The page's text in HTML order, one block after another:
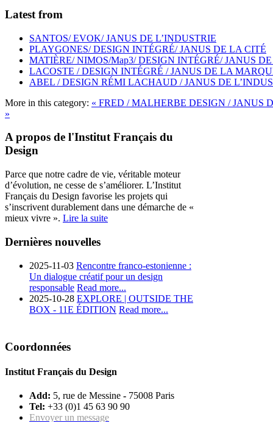
Latest from
SANTOS/ EVOK/ JANUS DE L’INDUSTRIE
PLAYGONES/ DESIGN INTÉGRÉ/ JANUS DE LA CITÉ
MATIÈRE/ NIMOS/Map3/ DESIGN INTÉGRÉ/ JANUS
LACOSTE / DESIGN INTÉGRÉ / JANUS DE LA
ABEL / DESIGN RÉMI LACHAUD / JANUS DE
More in this category: « FRED / MALHERBE DESIGN / JANUS
»
A propos de l'Institut Français du
Design
Parce que notre cadre de vie, véritable moteur
d’évolution, ne cesse de s’améliorer. L’Institut
Français du Design favorise les projets qui
s’inscrivent durablement dans une démarche de «
mieux vivre ». Lire la suite
Dernières nouvelles
2025-11-03 Rencontre franco-estonienne :
Un dialogue créatif pour un design
responsable Read more...
2025-10-28 EXPLORE | OUTSIDE THE
BOX - 11E ÉDITION Read more...
Coordonnées
Institut Français du Design
Add: 5, rue de Messine - 75008 Paris
Tel: +33 (0)1 45 63 90 90
Envoyer un message